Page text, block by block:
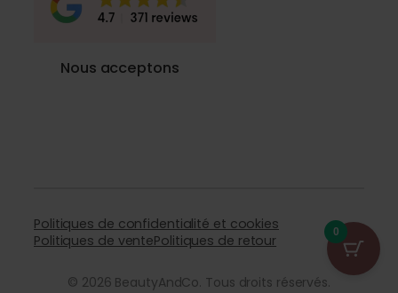
Nous acceptons
Politiques de confidentialité et cookies
Politiques de ventePolitiques de retour
© 2026 BeautyAndCo. Tous droits réservés.
0